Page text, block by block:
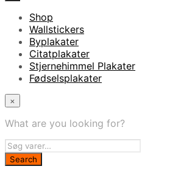
Shop
Wallstickers
Byplakater
Citatplakater
Stjernehimmel Plakater
Fødselsplakater
×
What are you looking for?